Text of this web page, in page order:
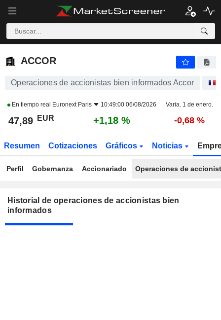
ACCOR
ACCOR
Operaciones de accionistas bien informados Accor
En tiempo real Euronext Paris 10:49:00 06/08/2026 Varia. 1 de enero.
47,89 EUR +1,18 % -0,68 %
Resumen Cotizaciones Gráficos Noticias
Perfil Gobernanza Accionariado Operaciones de
Historial de operaciones de accionistas bien
informados